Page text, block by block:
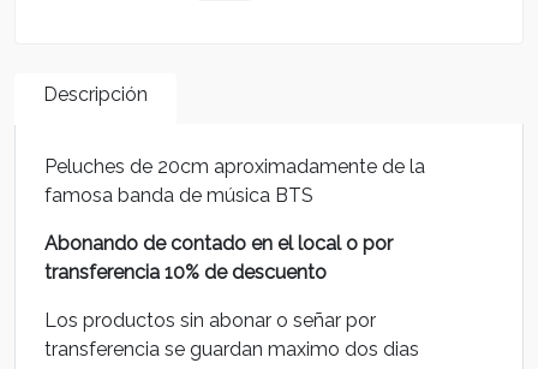
Descripción
Peluches de 20cm aproximadamente de la
famosa banda de música BTS
Abonando de contado en el local o por
transferencia 10% de descuento
Los productos sin abonar o señar por
transferencia se guardan maximo dos dias